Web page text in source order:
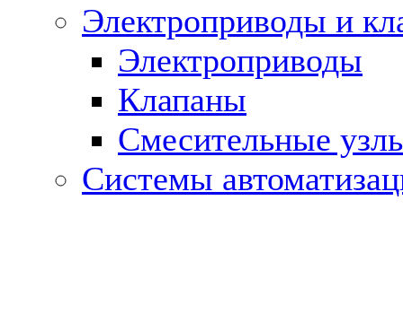
Электроприводы и
Электроприводы
Клапаны
Cмесительные
Системы